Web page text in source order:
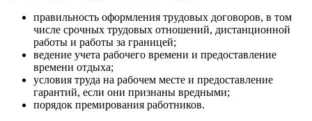
правильность оформления трудовых договоров, в том
числе срочных трудовых отношений, дистанционной
работы и работы за границей;
ведение учета рабочего времени и предоставление
времени отдыха;
условия труда на рабочем месте и предоставление
гарантий, если они признаны вредными;
порядок премирования работников.